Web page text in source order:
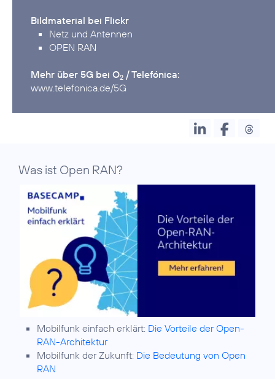
Bildmaterial bei Flickr
Netz und Antennen
OPEN RAN
Mehr über 5G bei O2 / Telefónica:
www.telefonica.de/5G
Was ist Open RAN?
Mobilfunk einfach erklärt: Die Vorteile der Open-
RAN-Architektur
Mobilfunk der Zukunft: Die Bedeutung von Open
RAN